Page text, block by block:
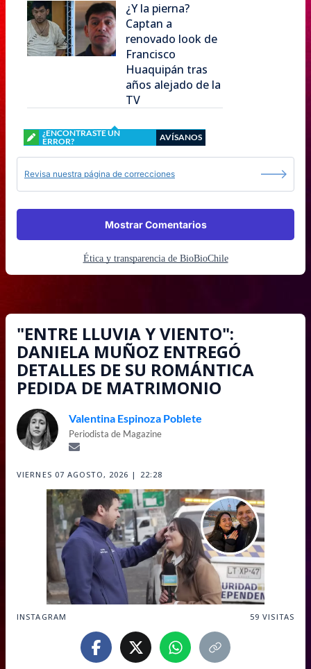
¿Y la pierna?
Captan a
renovado look de
Francisco
Huaquipán tras
años alejado de la
TV
¿ENCONTRASTE UN
ERROR?
AVÍSANOS
Revisa nuestra página de correcciones
Mostrar Comentarios
Ética y transparencia de BioBioChile
"ENTRE LLUVIA Y VIENTO":
DANIELA MUÑOZ ENTREGÓ
DETALLES DE SU ROMÁNTICA
PEDIDA DE MATRIMONIO
Valentina Espinoza Poblete
Periodista de Magazine
VIERNES 07 AGOSTO, 2026 | 22:28
INSTAGRAM 59 VISITAS